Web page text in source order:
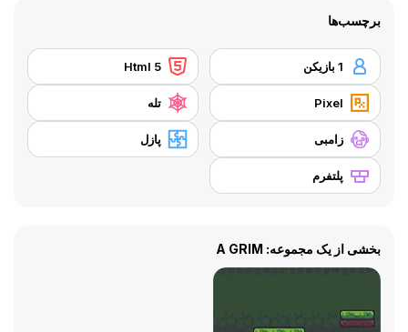
برچسب‌ها
1 بازیکن Html 5
Pixel تله
زامبی پازل
پلتفرم
بخشی از یک مجموعه: A GRIM